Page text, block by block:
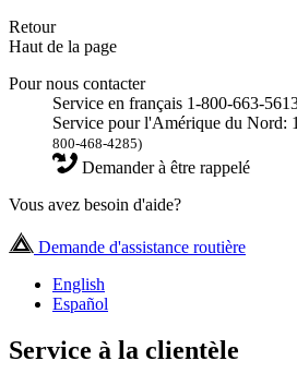
Retour
Haut de la page
Pour nous contacter
Service en français 1-800-663-
Service pour l'Amérique du
800-468-4285)
Demander à être rappelé
Vous avez besoin d'aide?
Demande d'assistance routière
English
Español
Service à la clientèle